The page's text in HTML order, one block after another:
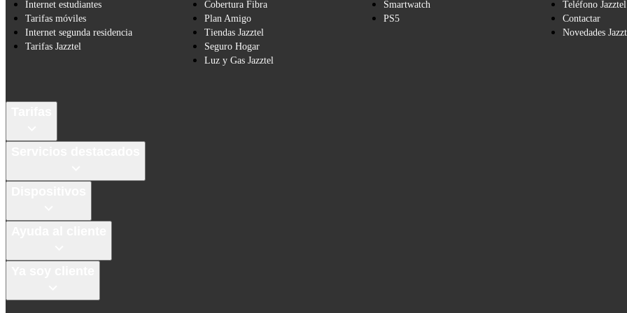
Internet estudiantes
Tarifas móviles
Internet segunda residencia
Tarifas Jazztel
Cobertura Fibra
Plan Amigo
Tiendas Jazztel
Seguro Hogar
Luz y Gas Jazztel
Smartwatch
PS5
Teléfono Jazztel
Contactar
Novedades